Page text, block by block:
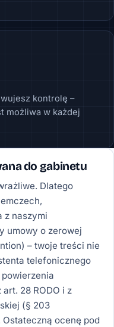
kontrolę –
możliwa w każdej
do gabinetu
Dlatego
z naszymi
umowy o zerowej
– twoje treści nie
telefonicznego
28 RODO i z
(§ 203
ocenę pod